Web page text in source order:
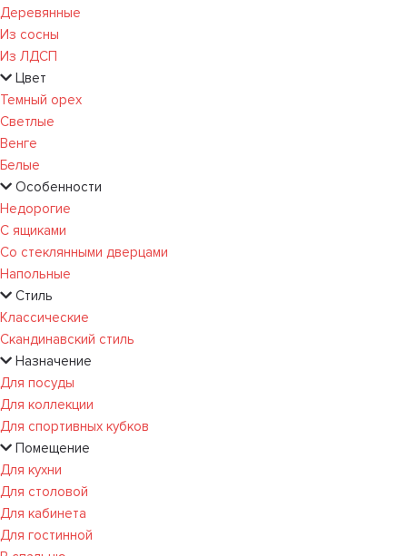
Деревянные
Из сосны
Из ЛДСП
Цвет
Темный орех
Светлые
Венге
Белые
Особенности
Недорогие
С ящиками
Со стеклянными дверцами
Напольные
Стиль
Классические
Скандинавский стиль
Назначение
Для посуды
Для коллекции
Для спортивных кубков
Помещение
Для кухни
Для столовой
Для кабинета
Для гостинной